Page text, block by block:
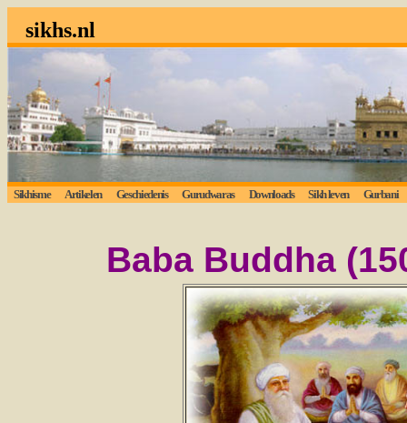
sikhs.nl
Sikhisme Artikelen Geschiedenis Gurudwaras Downloads Sikh leven Gurbani
Baba Buddha